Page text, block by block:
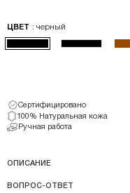
ЦВЕТ : черный
Сертифицировано
100% Натуральная кожа
Ручная работа
ОПИСАНИЕ
ВОПРОС-ОТВЕТ